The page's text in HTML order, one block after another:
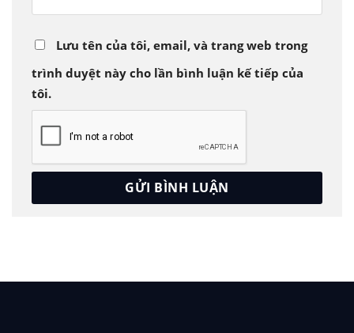
Lưu tên của tôi, email, và trang web trong
trình duyệt này cho lần bình luận kế tiếp của
tôi.